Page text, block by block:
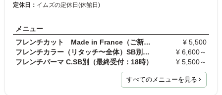
定休日： イムズの定休日(休館日)
メニュー
フレンチカット Made in France（ご新規様）（最終…
¥ 5,500
フレンチカラー（リタッチ〜全体）SB別（最終受付：1…
¥ 6,600～
フレンチパーマ C.SB別（最終受付：18時）
¥ 5,500～
すべてのメニューを見る